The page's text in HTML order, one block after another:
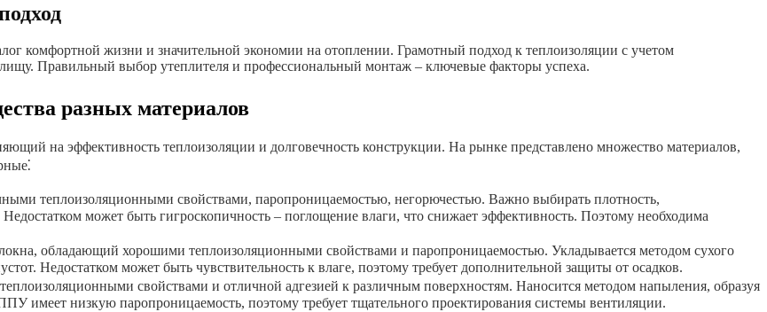
комфортной жизни и значительной экономии на отоплении. Грамотный подход к теплоизоляции с учетом
Правильный выбор утеплителя и профессиональный монтаж – ключевые факторы успеха.
разных материалов
на эффективность теплоизоляции и долговечность конструкции. На рынке представлено множество материалов,
теплоизоляционными свойствами, паропроницаемостью, негорючестью. Важно выбирать плотность,
может быть гигроскопичность – поглощение влаги, что снижает эффективность. Поэтому необходима
обладающий хорошими теплоизоляционными свойствами и паропроницаемостью. Укладывается методом сухого
Недостатком может быть чувствительность к влаге, поэтому требует дополнительной защиты от осадков.
свойствами и отличной адгезией к различным поверхностям. Наносится методом напыления, образуя
имеет низкую паропроницаемость, поэтому требует тщательного проектирования системы вентиляции.